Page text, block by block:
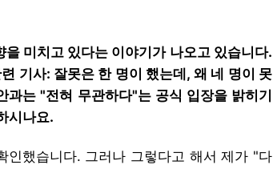
미치고 있다는 이야기가 나오고 있습니다.
기사: 잘못은 한 명이 했는데, 왜 네 명이 못
는 "전혀 무관하다"는 공식 입장을 밝히기
시나요.
했습니다. 그러나 그렇다고 해서 제가 "다